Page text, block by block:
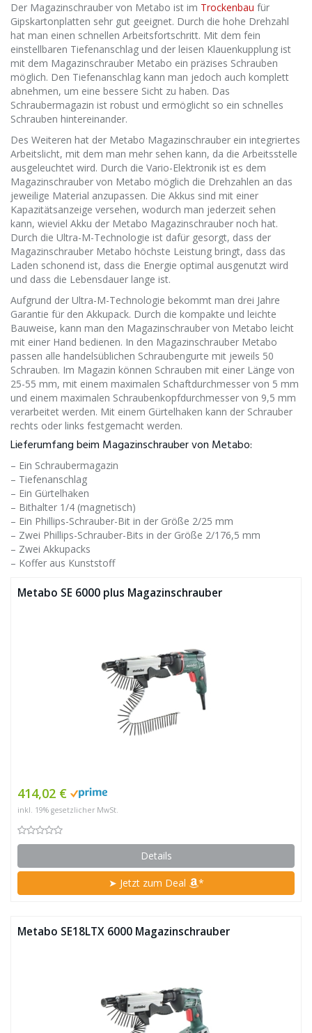
Der Magazinschrauber von Metabo ist im Trockenbau für
Gipskartonplatten sehr gut geeignet. Durch die hohe Drehzahl
hat man einen schnellen Arbeitsfortschritt. Mit dem fein
einstellbaren Tiefenanschlag und der leisen Klauenkupplung ist
mit dem Magazinschrauber Metabo ein präzises Schrauben
möglich. Den Tiefenanschlag kann man jedoch auch komplett
abnehmen, um eine bessere Sicht zu haben. Das
Schraubermagazin ist robust und ermöglicht so ein schnelles
Schrauben hintereinander.
Des Weiteren hat der Metabo Magazinschrauber ein integriertes
Arbeitslicht, mit dem man mehr sehen kann, da die Arbeitsstelle
ausgeleuchtet wird. Durch die Vario-Elektronik ist es dem
Magazinschrauber von Metabo möglich die Drehzahlen an das
jeweilige Material anzupassen. Die Akkus sind mit einer
Kapazitätsanzeige versehen, wodurch man jederzeit sehen
kann, wieviel Akku der Metabo Magazinschrauber noch hat.
Durch die Ultra-M-Technologie ist dafür gesorgt, dass der
Magazinschrauber Metabo höchste Leistung bringt, dass das
Laden schonend ist, dass die Energie optimal ausgenutzt wird
und dass die Lebensdauer lange ist.
Aufgrund der Ultra-M-Technologie bekommt man drei Jahre
Garantie für den Akkupack. Durch die kompakte und leichte
Bauweise, kann man den Magazinschrauber von Metabo leicht
mit einer Hand bedienen. In den Magazinschrauber Metabo
passen alle handelsüblichen Schraubengurte mit jeweils 50
Schrauben. Im Magazin können Schrauben mit einer Länge von
25-55 mm, mit einem maximalen Schaftdurchmesser von 5 mm
und einem maximalen Schraubenkopfdurchmesser von 9,5 mm
verarbeitet werden. Mit einem Gürtelhaken kann der Schrauber
rechts oder links festgemacht werden.
Lieferumfang beim Magazinschrauber von Metabo:
– Ein Schraubermagazin
– Tiefenanschlag
– Ein Gürtelhaken
– Bithalter 1/4 (magnetisch)
– Ein Phillips-Schrauber-Bit in der Größe 2/25 mm
– Zwei Phillips-Schrauber-Bits in der Größe 2/176,5 mm
– Zwei Akkupacks
– Koffer aus Kunststoff
Metabo SE 6000 plus Magazinschrauber
414,02 €
inkl. 19% gesetzlicher MwSt.
Details
➤ Jetzt zum Deal *
Metabo SE18LTX 6000 Magazinschrauber